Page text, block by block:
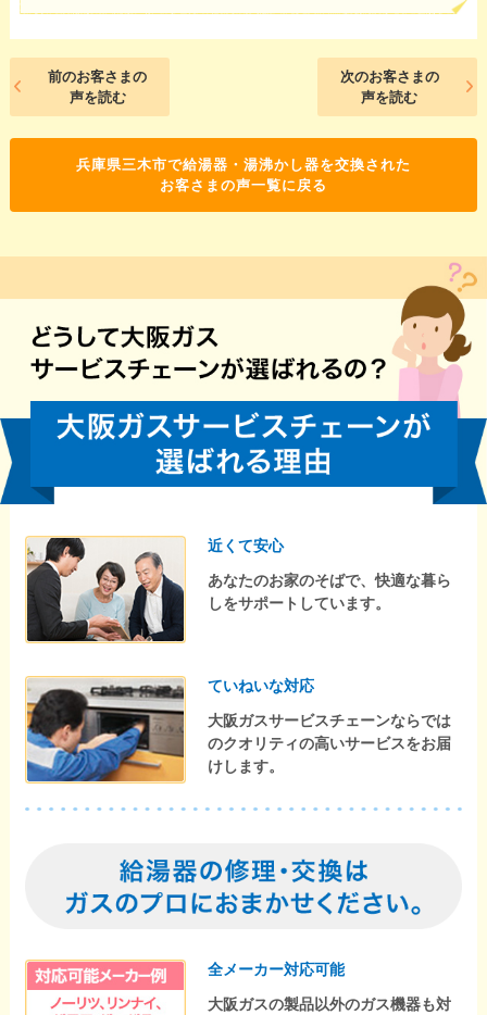
前のお客さまの
声を読む
次のお客さまの
声を読む
兵庫県三木市で給湯器・湯沸かし器を交換された
お客さまの声一覧に戻る
近くて安心
あなたのお家のそばで、快適な暮ら
しをサポートしています。
ていねいな対応
大阪ガスサービスチェーンならでは
のクオリティの高いサービスをお届
けします。
全メーカー対応可能
大阪ガスの製品以外のガス機器も対